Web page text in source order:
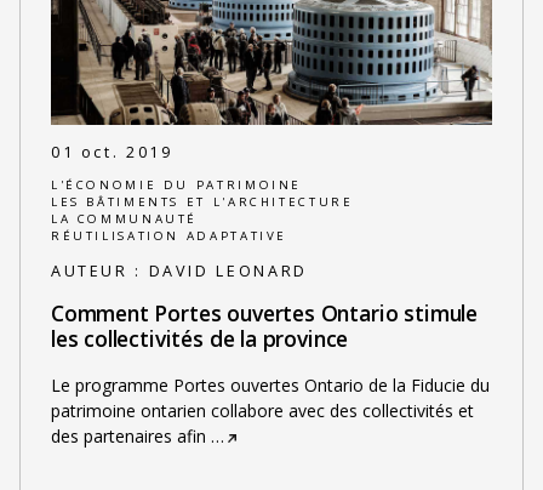
01 oct. 2019
L'ÉCONOMIE DU PATRIMOINE
LES BÂTIMENTS ET L'ARCHITECTURE
LA COMMUNAUTÉ
RÉUTILISATION ADAPTATIVE
AUTEUR : DAVID LEONARD
Comment Portes ouvertes Ontario stimule
les collectivités de la province
Le programme Portes ouvertes Ontario de la Fiducie du
patrimoine ontarien collabore avec des collectivités et
des partenaires afin …